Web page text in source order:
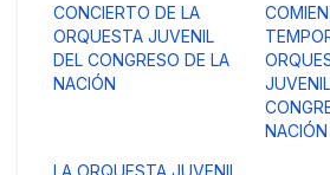
CONCIERTO DE LA
ORQUESTA JUVENIL
DEL CONGRESO DE LA
NACIÓN
NACIÓN